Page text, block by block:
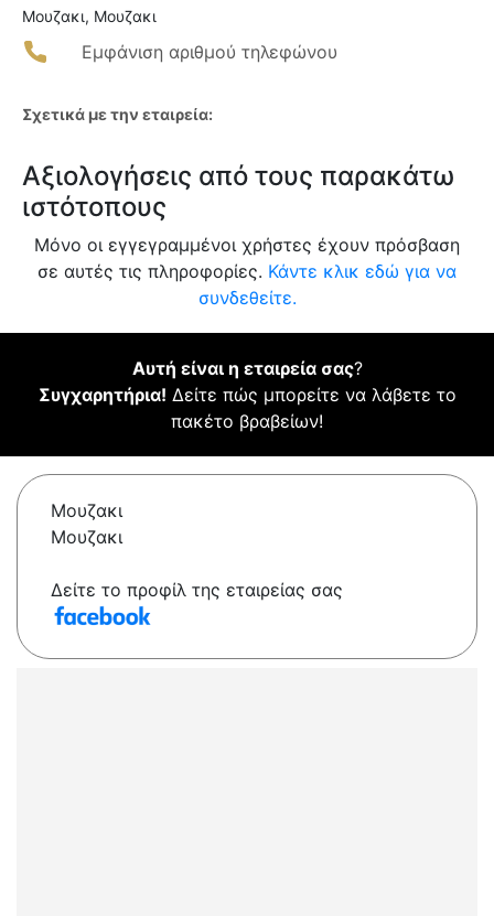
Μουζακι, Μουζακι
Εμφάνιση αριθμού τηλεφώνου
Σχετικά με την εταιρεία:
Αξιολογήσεις από τους παρακάτω
ιστότοπους
Μόνο οι εγγεγραμμένοι χρήστες έχουν πρόσβαση
σε αυτές τις πληροφορίες. Κάντε κλικ εδώ για να
συνδεθείτε.
Αυτή είναι η εταιρεία σας?
Συγχαρητήρια! Δείτε πώς μπορείτε να λάβετε το
πακέτο βραβείων!
Μουζακι
Μουζακι
Δείτε το προφίλ της εταιρείας σας